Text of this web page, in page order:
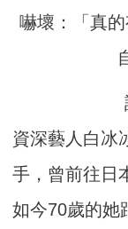
嚇壞：「真
資深藝人白冰
手，曾前往日
如今70歲的她